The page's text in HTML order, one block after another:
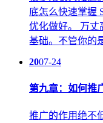
底怎么快速掌握
优化做好。 万丈
基础。不管你的
2007-24
第九章：如何推
推广的作用绝不